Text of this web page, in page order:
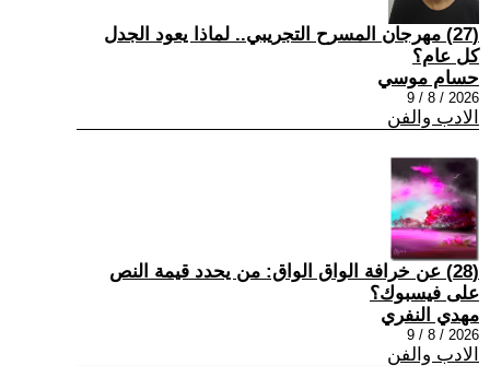
(27) مهرجان المسرح التجريبي.. لماذا يعود الجدل
كل عام؟
حسام موسي
2026 / 8 / 9
الادب والفن
(28) عن خرافة الواق الواق: من يحدد قيمة النص
على فيسبوك؟
مهدي النفري
2026 / 8 / 9
الادب والفن